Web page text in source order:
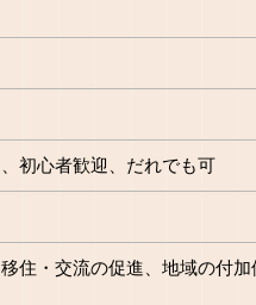
初心者歓迎 だれでも可
移住・交流の促進 地域の付加